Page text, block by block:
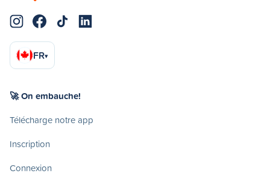
FR▾
🚀 On embauche!
Télécharge notre app
Inscription
Connexion